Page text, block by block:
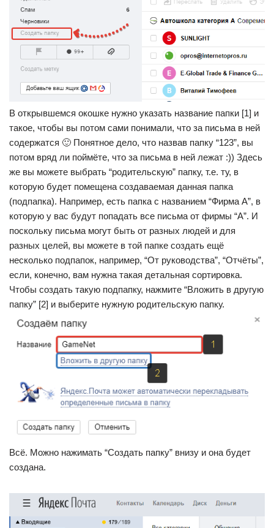
В открывшемся окошке нужно указать название папки [1] и
такое, чтобы вы потом сами понимали, что за письма в ней
содержатся 🙂 Понятное дело, что назвав папку “123”, вы
потом вряд ли поймёте, что за письма в ней лежат :)) Здесь
же вы можете выбрать “родительскую” папку, т.е. ту, в
которую будет помещена создаваемая данная папка
(подпапка). Например, есть папка с названием “Фирма А”, в
которую у вас будут попадать все письма от фирмы “А”. И
поскольку письма могут быть от разных людей и для
разных целей, вы можете в той папке создать ещё
несколько подпапок, например, “От руководства”, “Отчёты”,
если, конечно, вам нужна такая детальная сортировка.
Чтобы создать такую подпапку, нажмите “Вложить в другую
папку” [2] и выберите нужную родительскую папку.
Всё. Можно нажимать “Создать папку” внизу и она будет
создана.